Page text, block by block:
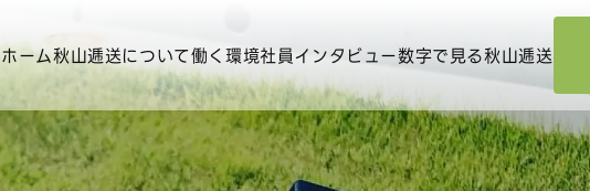
ホーム秋山逓送について働く環境社員インタビュー数字で見る秋山逓送